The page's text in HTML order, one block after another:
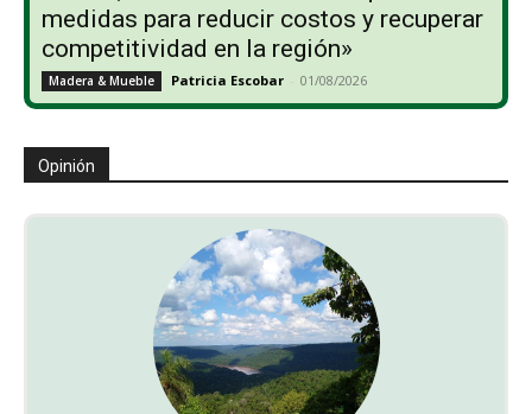
medidas para reducir costos y recuperar
competitividad en la región»
Madera & Mueble Patricia Escobar - 01/08/2026
Opinión